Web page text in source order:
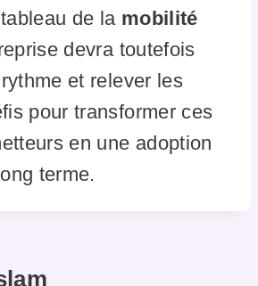
de la mobilité
devra toutefois
et relever les
pour transformer ces
en une adoption
terme.